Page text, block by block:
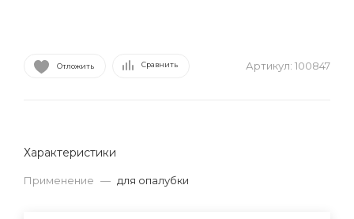
Отложить Сравнить Артикул: 100847
Характеристики
Применение — для опалубки